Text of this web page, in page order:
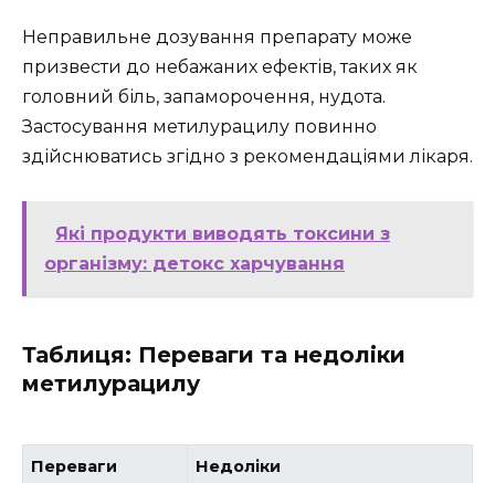
Неправильне дозування препарату може
призвести до небажаних ефектів, таких як
головний біль, запаморочення, нудота.
Застосування метилурацилу повинно
здійснюватись згідно з рекомендаціями лікаря.
Які продукти виводять токсини з
організму: детокс харчування
Таблиця: Переваги та недоліки
метилурацилу
Переваги Недоліки